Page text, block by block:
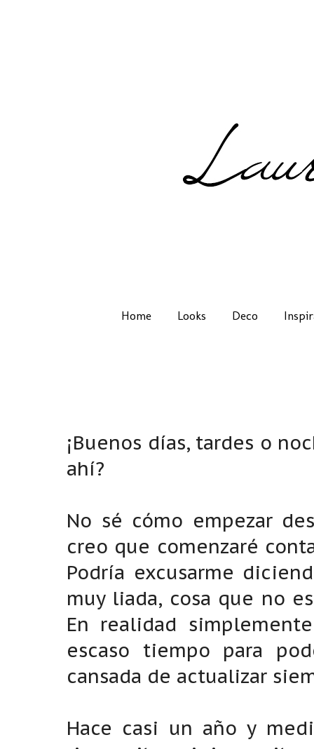
Home Looks Deco
¡Buenos días, tardes o
ahí?
No sé cómo empezar
creo que comenzaré
Podría excusarme
muy liada, cosa que no
En realidad
escaso tiempo para
cansada de actualizar
Hace casi un año y